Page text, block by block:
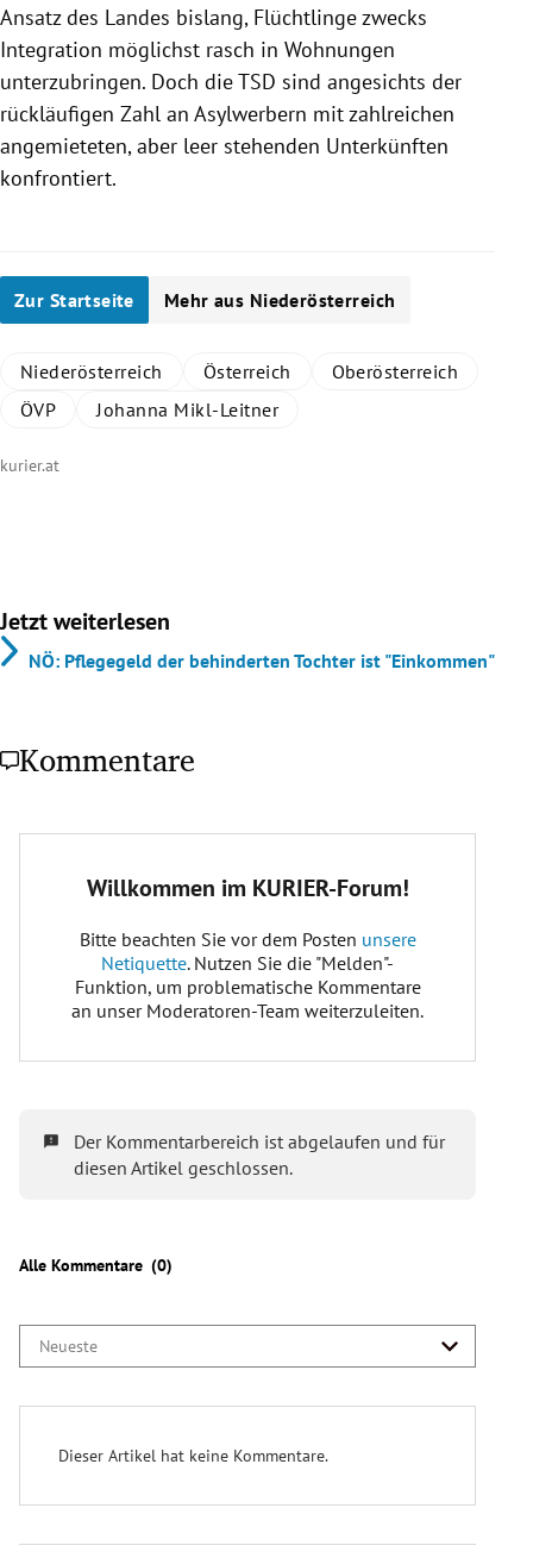
Ansatz des Landes bislang, Flüchtlinge zwecks
Integration möglichst rasch in Wohnungen
unterzubringen. Doch die TSD sind angesichts der
rückläufigen Zahl an Asylwerbern mit zahlreichen
angemieteten, aber leer stehenden Unterkünften
konfrontiert.
Zur Startseite Mehr aus Niederösterreich
Niederösterreich Österreich
Oberösterreich
ÖVP
Johanna Mikl-Leitner
kurier.at
Jetzt weiterlesen
NÖ: Pflegegeld der behinderten Tochter ist "Einkommen"
Kommentare